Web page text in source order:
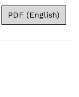
PDF (English)